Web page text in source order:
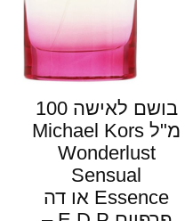
בושם לאישה 100
מ"ל Michael Kors
Wonderlust
Sensual
Essence או דה